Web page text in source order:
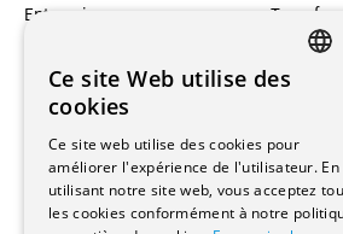
Entreprises
Architectes paysagistes
Architectes d'intérieur
Entreprises générales
Ingénieurs et mandataires
Fabricants / Fournisseurs
Villas
Ce site Web utilise des
cookies
Ce site web utilise des cookies pour
améliorer l'expérience de l'utilisateur. En
utilisant notre site web, vous acceptez
les cookies conformément à notre